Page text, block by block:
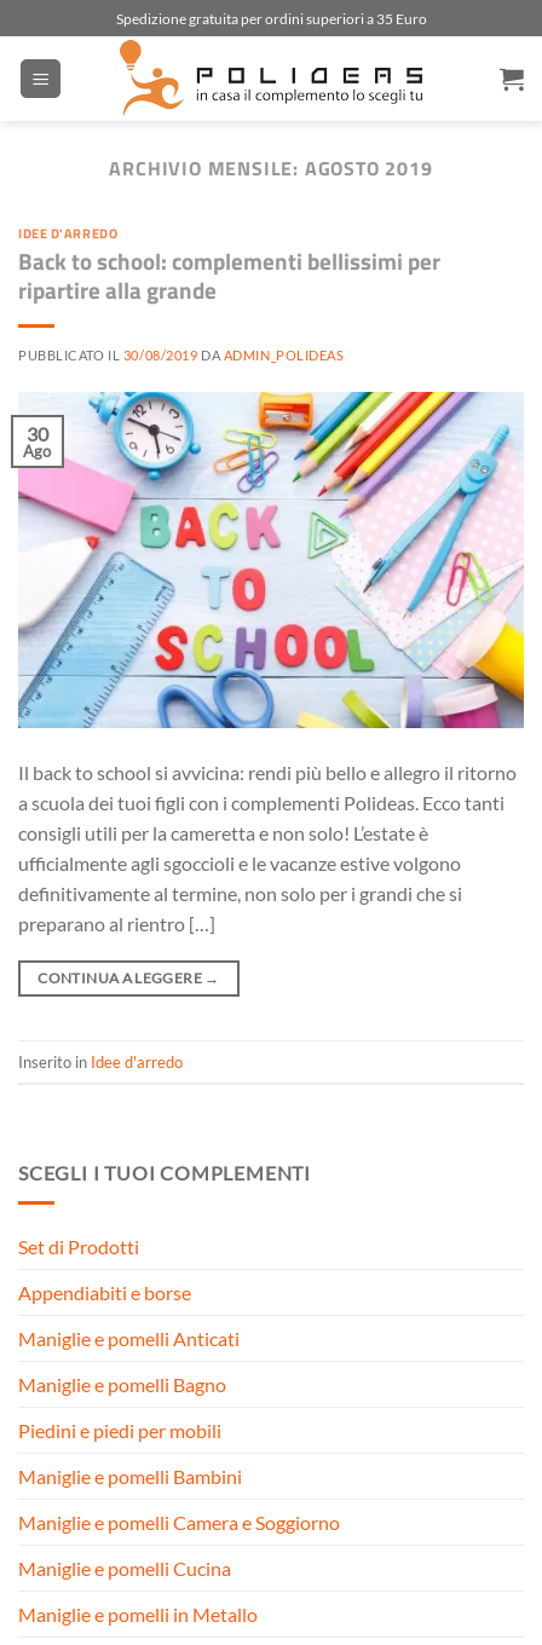
ai
contenuti
Spedizione gratuita per ordini superiori a 35 Euro
ARCHIVIO MENSILE: AGOSTO 2019
IDEE D'ARREDO
Back to school: complementi bellissimi per
ripartire alla grande
PUBBLICATO IL 30/08/2019 DA ADMIN_POLIDEAS
30
Ago
Il back to school si avvicina: rendi più bello e allegro il ritorno
a scuola dei tuoi figli con i complementi Polideas. Ecco tanti
consigli utili per la cameretta e non solo! L’estate è
ufficialmente agli sgoccioli e le vacanze estive volgono
definitivamente al termine, non solo per i grandi che si
preparano al rientro […]
CONTINUA A LEGGERE →
Inserito in Idee d'arredo
SCEGLI I TUOI COMPLEMENTI
Set di Prodotti
Appendiabiti e borse
Maniglie e pomelli Anticati
Maniglie e pomelli Bagno
Piedini e piedi per mobili
Maniglie e pomelli Bambini
Maniglie e pomelli Camera e Soggiorno
Maniglie e pomelli Cucina
Maniglie e pomelli in Metallo